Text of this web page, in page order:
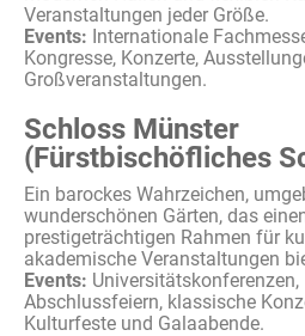
Veranstaltungen jeder Größe.
Events: Internationale
Kongresse, Konzerte,
Großveranstaltungen.
Schloss Münster
(Fürstbischöfliches
Ein barockes Wahrzeichen,
wunderschönen Gärten, das
prestigeträchtigen Rahmen für
akademische Veranstaltungen
Events: Universitätskonferenzen,
Abschlussfeiern, klassische
Kulturfeste und Galaabende.